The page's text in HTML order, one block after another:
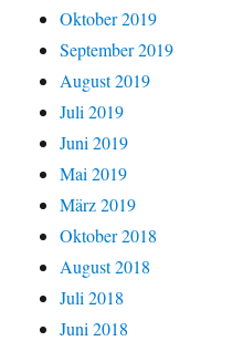
Oktober 2019
September 2019
August 2019
Juli 2019
Juni 2019
Mai 2019
März 2019
Oktober 2018
August 2018
Juli 2018
Juni 2018